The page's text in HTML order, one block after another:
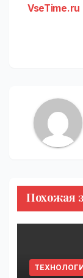
VseTime.ru
Похожая